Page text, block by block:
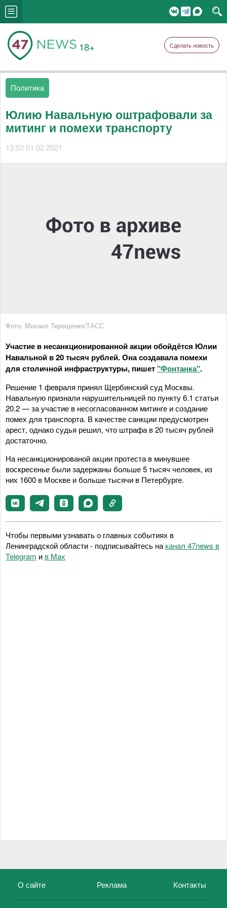
18+ Сделать новость
Политика
Юлию Навальную оштрафовали за
митинг и помехи транспорту
13:53 01.02.2021
Фото: Михаил Терещенко/ТАСС
Участие в несанкционированной акции обойдётся Юлии
Навальной в 20 тысяч рублей. Она создавала помехи
для столичной инфраструктуры, пишет"Фонтанка".
Решение 1 февраля принял Щербинский суд Москвы.
Навальную признали нарушительницей по пункту 6.1 статьи
20.2 — за участие в несогласованном митинге и создание
помех для транспорта. В качестве санкции предусмотрен
арест, однако судья решил, что штрафа в 20 тысяч рублей
достаточно.
На несанкционированой акции протеста в минувшее
воскресенье были задержаны больше 5 тысяч человек, из
них 1600 в Москве и больше тысячи в Петербурге.
Чтобы первыми узнавать о главных событиях в
Ленинградской области - подписывайтесь на канал 47news в
Telegram и в Maх
О сайте Реклама Контакты